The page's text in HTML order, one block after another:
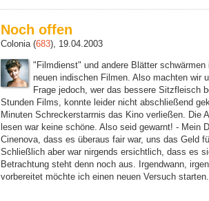
Noch offen
Colonia (683), 19.04.2003
"Filmdienst" und andere Blätter
neuen indischen Filmen. Also machten wir
Frage jedoch, wer das bessere Sitzfleisch
Stunden Films, konnte leider nicht abschließend
Minuten Schreckerstarrnis das Kino verließen. Die
lesen war keine schöne. Also seid gewarnt! - Mein
Cinenova, dass es überaus fair war, uns das Geld
Schließlich aber war nirgends ersichtlich, dass es
Betrachtung steht denn noch aus. Irgendwann,
vorbereitet möchte ich einen neuen Versuch starten.